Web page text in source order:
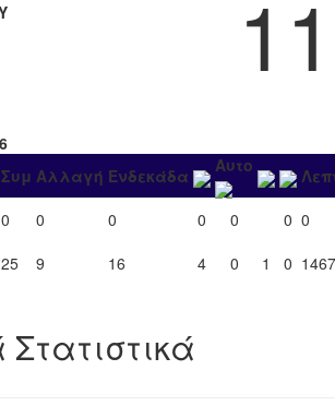
11
Συμ Αλλαγή Ενδεκάδα Αυτο
0 0 0 0 0 0 0
25 9 16 4 0 1 0 1467